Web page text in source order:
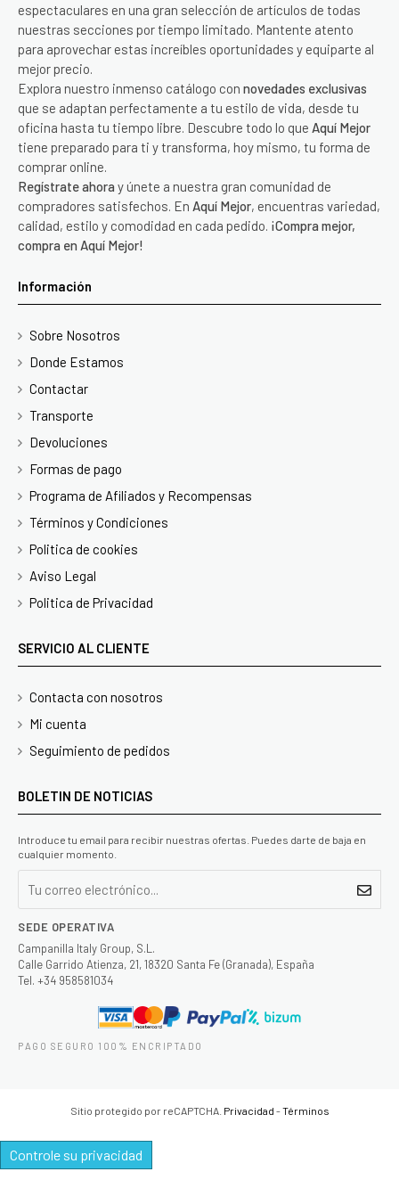
espectaculares en una gran selección de artículos de todas
nuestras secciones por tiempo limitado. Mantente atento
para aprovechar estas increíbles oportunidades y equiparte al
mejor precio.
Explora nuestro inmenso catálogo con novedades exclusivas
que se adaptan perfectamente a tu estilo de vida, desde tu
oficina hasta tu tiempo libre. Descubre todo lo que Aquí Mejor
tiene preparado para ti y transforma, hoy mismo, tu forma de
comprar online.
Regístrate ahora y únete a nuestra gran comunidad de
compradores satisfechos. En Aquí Mejor, encuentras variedad,
calidad, estilo y comodidad en cada pedido. ¡Compra mejor,
compra en Aquí Mejor!
Información
Sobre Nosotros
Donde Estamos
Contactar
Transporte
Devoluciones
Formas de pago
Programa de Afiliados y Recompensas
Términos y Condiciones
Politica de cookies
Aviso Legal
Politica de Privacidad
SERVICIO AL CLIENTE
Contacta con nosotros
Mi cuenta
Seguimiento de pedidos
BOLETIN DE NOTICIAS
Introduce tu email para recibir nuestras ofertas. Puedes darte de baja en
cualquier momento.
SEDE OPERATIVA
Campanilla Italy Group, S.L.
Calle Garrido Atienza, 21, 18320 Santa Fe (Granada), España
Tel. +34 958581034
PAGO SEGURO 100% ENCRIPTADO
Sitio protegido por reCAPTCHA. Privacidad -Términos
Controle su privacidad